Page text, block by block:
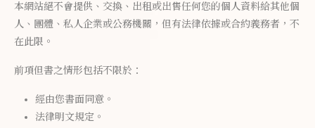
本網站絕不會提供、交換、出租或出售任何您的個人資料給其他個
人、團體、私人企業或公務機關，但有法律依據或合約義務者，不
在此限。
前項但書之情形包括不限於：
經由您書面同意。
法律明文規定。